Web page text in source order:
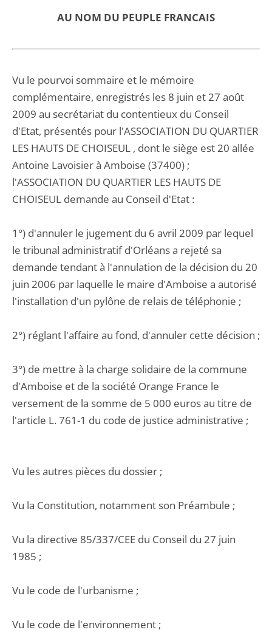
AU NOM DU PEUPLE FRANCAIS
Vu le pourvoi sommaire et le mémoire
complémentaire, enregistrés les 8 juin et 27 août
2009 au secrétariat du contentieux du Conseil
d'Etat, présentés pour l'ASSOCIATION DU QUARTIER
LES HAUTS DE CHOISEUL , dont le siège est 20 allée
Antoine Lavoisier à Amboise (37400) ;
l'ASSOCIATION DU QUARTIER LES HAUTS DE
CHOISEUL demande au Conseil d'Etat :
1°) d'annuler le jugement du 6 avril 2009 par lequel
le tribunal administratif d'Orléans a rejeté sa
demande tendant à l'annulation de la décision du 20
juin 2006 par laquelle le maire d'Amboise a autorisé
l'installation d'un pylône de relais de téléphonie ;
2°) réglant l'affaire au fond, d'annuler cette décision ;
3°) de mettre à la charge solidaire de la commune
d'Amboise et de la société Orange France le
versement de la somme de 5 000 euros au titre de
l'article L. 761-1 du code de justice administrative ;
Vu les autres pièces du dossier ;
Vu la Constitution, notamment son Préambule ;
Vu la directive 85/337/CEE du Conseil du 27 juin
1985 ;
Vu le code de l'urbanisme ;
Vu le code de l'environnement ;